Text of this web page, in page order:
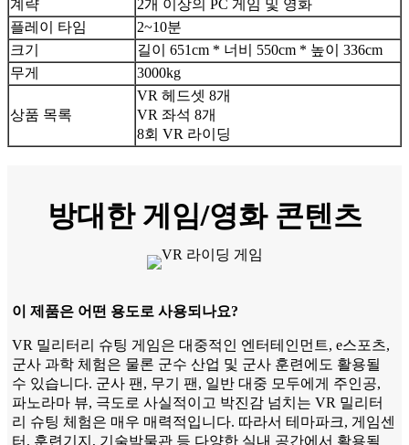
계략
2개 이상의 PC 게임 및 영화
플레이 타임
2~10분
크기
길이 651cm * 너비 550cm * 높이 336cm
무게
3000kg
상품 목록
VR 헤드셋 8개
VR 좌석 8개
8회 VR 라이딩
방대한 게임/영화 콘텐츠
이 제품은 어떤 용도로 사용되나요?
VR 밀리터리 슈팅 게임은 대중적인 엔터테인먼트, e스포츠,
군사 과학 체험은 물론 군수 산업 및 군사 훈련에도 활용될
수 있습니다. 군사 팬, 무기 팬, 일반 대중 모두에게 주인공,
파노라마 뷰, 극도로 사실적이고 박진감 넘치는 VR 밀리터
리 슈팅 체험은 매우 매력적입니다. 따라서 테마파크, 게임센
터, 훈련기지, 기술박물관 등 다양한 실내 공간에서 활용될